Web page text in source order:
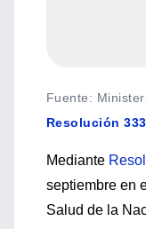
Fuente:
Resolución
Mediante
septiembre en
Salud de la